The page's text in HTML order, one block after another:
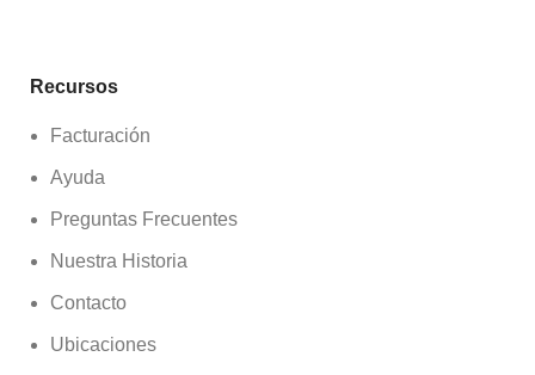
Recursos
Facturación
Ayuda
Preguntas Frecuentes
Nuestra Historia
Contacto
Ubicaciones